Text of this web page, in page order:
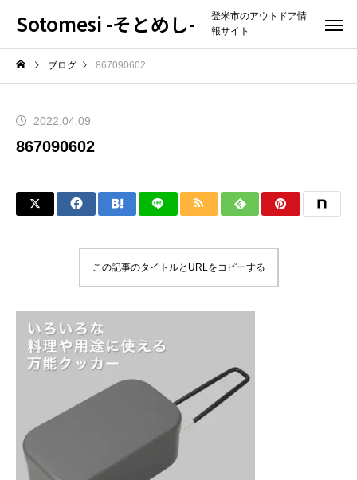
Sotomesi -そとめし-
登米市のアウトドア情
報サイト
ブログ 867090602
2022.04.09
867090602
この記事のタイトルとURLをコピーする